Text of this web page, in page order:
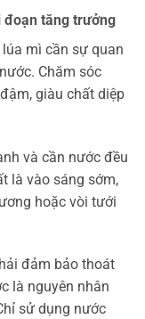
đoạn tăng trưởng
mì cần sự quan
Chăm sóc
giàu chất diệp
và cần nước đều
là vào sáng sớm,
hoặc vòi tưới
đảm bảo thoát
là nguyên nhân
sử dụng nước